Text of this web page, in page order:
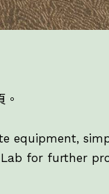
equipment,
for further